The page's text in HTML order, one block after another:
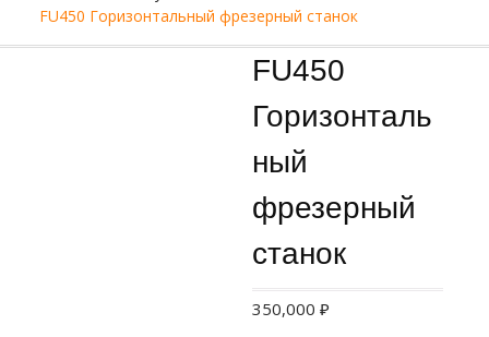
FU450 Горизонтальный фрезерный станок
FU450
Горизонталь
ный
фрезерный
станок
350,000₽